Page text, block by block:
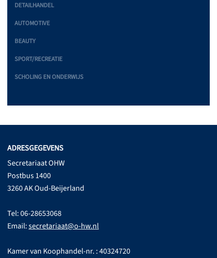
DETAILHANDEL
AUTOMOTIVE
BEAUTY
SPORT/RECREATIE
SCHOLING EN ONDERWIJS
ADRESGEGEVENS
Secretariaat OHW
Postbus 1400
3260 AK Oud-Beijerland
Tel: 06-28653068
Email:secretariaat@o-hw.nl
Kamer van Koophandel-nr. : 40324720